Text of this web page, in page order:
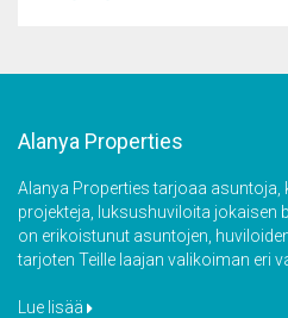
Alanya Properties
Alanya Properties tarjoaa
projekteja, luksushuviloita jokaisen
on erikoistunut asuntojen,
tarjoten Teille laajan valikoiman eri
Lue lisää